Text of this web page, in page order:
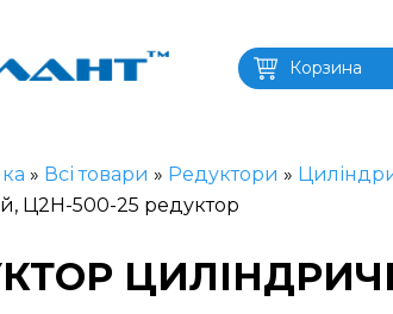
Корзина
» Всі товари » Редуктори »
Ц2Н-500-25 редуктор